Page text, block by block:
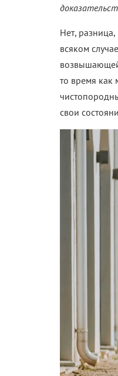
Нет,
всяком
то время как
свои